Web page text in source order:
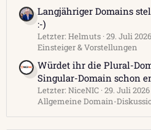
Langjähriger Domains
:-)
Letzter: Helmuts 29. Juli 2026
Einsteiger & Vorstellungen
Würdet ihr die Plural-
Singular-Domain schon
Letzter: NiceNIC 29. Juli 2026
Allgemeine Domain-